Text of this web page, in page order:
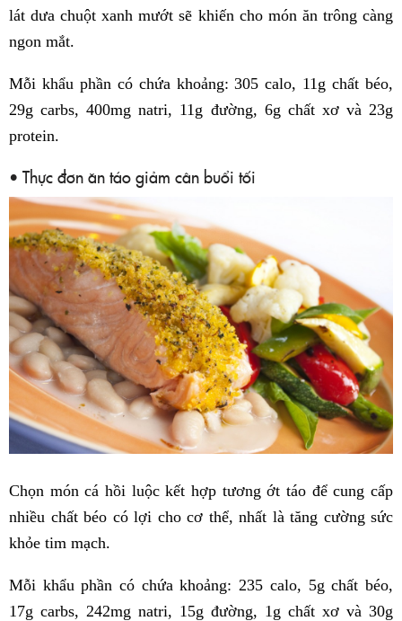
lát dưa chuột xanh mướt sẽ khiến cho món ăn trông càng
ngon mắt.
Mỗi khẩu phần có chứa khoảng: 305 calo, 11g chất béo,
29g carbs, 400mg natri, 11g đường, 6g chất xơ và 23g
protein.
• Thực đơn ăn táo giảm cân buổi tối
Chọn món cá hồi luộc kết hợp tương ớt táo để cung cấp
nhiều chất béo có lợi cho cơ thể, nhất là tăng cường sức
khỏe tim mạch.
Mỗi khẩu phần có chứa khoảng: 235 calo, 5g chất béo,
17g carbs, 242mg natri, 15g đường, 1g chất xơ và 30g